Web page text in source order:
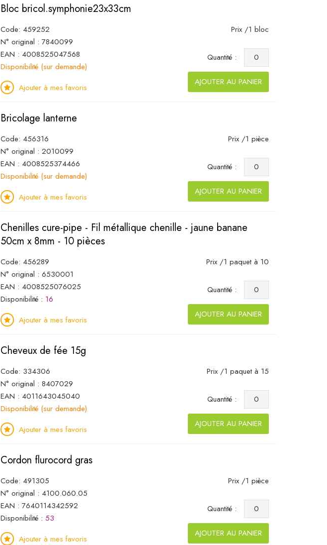
Bloc bricol.symphonie23x33cm
Code: 459252
N° original : 7840099
EAN : 4008525047568
Disponibilité (sur demande)
Ajouter à mes favoris
Prix /1 bloc
Quantité :
AJOUTER AU PANIER
Bricolage lanterne
Code: 456316
N° original : 2010099
EAN : 4008525374466
Disponibilité (sur demande)
Ajouter à mes favoris
Prix /1 pièce
Quantité :
AJOUTER AU PANIER
Chenilles cure-pipe - Fil métallique chenille - jaune banane
50cm x 8mm - 10 pièces
Code: 456289
N° original : 6530001
EAN : 4008525076025
Disponibilité : 16
Ajouter à mes favoris
Prix /1 paquet à 10
Quantité :
AJOUTER AU PANIER
Cheveux de fée 15g
Code: 334306
N° original : 8407029
EAN : 4011643045040
Disponibilité (sur demande)
Ajouter à mes favoris
Prix /1 paquet à 15
Quantité :
AJOUTER AU PANIER
Cordon flurocord gras
Code: 491305
N° original : 4100.060.05
EAN : 7640114342592
Disponibilité : 53
Ajouter à mes favoris
Prix /1 pièce
Quantité :
AJOUTER AU PANIER